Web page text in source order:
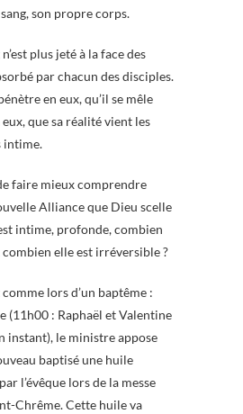
son propre corps.
plus jeté à la face des
par chacun des disciples.
en eux, qu’il se mêle
que sa réalité vient les
intime.
faire mieux comprendre
Alliance que Dieu scelle
intime, profonde, combien
combien elle est irréversible ?
comme lors d’un baptême :
(11h00 : Raphaël et Valentine
instant), le ministre appose
baptisé une huile
l’évêque lors de la messe
Chrême. Cette huile va